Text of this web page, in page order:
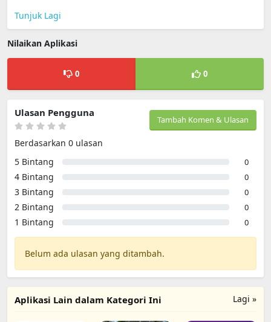
Tunjuk Lagi
Nilaikan Aplikasi
0 0
Tambah Komen & Ulasan
Ulasan Pengguna
Berdasarkan 0 ulasan
5 Bintang
0
4 Bintang 0
3 Bintang 0
2 Bintang 0
1 Bintang 0
Belum ada ulasan yang ditambah.
Lagi »
Aplikasi Lain dalam Kategori Ini